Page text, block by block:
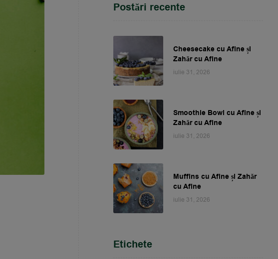
Postări recente
Cheesecake cu Afine și
Zahăr cu Afine
iulie 31, 2026
Smoothie Bowl cu Afine și
Zahăr cu Afine
iulie 31, 2026
Muffins cu Afine și Zahăr
cu Afine
iulie 31, 2026
Etichete